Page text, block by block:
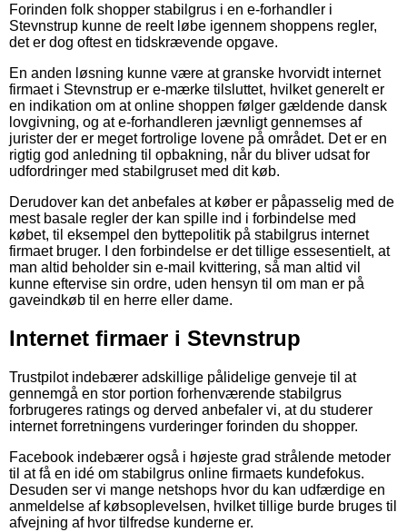
Forinden folk shopper stabilgrus i en e-forhandler i
Stevnstrup kunne de reelt løbe igennem shoppens regler,
det er dog oftest en tidskrævende opgave.
En anden løsning kunne være at granske hvorvidt internet
firmaet i Stevnstrup er e-mærke tilsluttet, hvilket generelt er
en indikation om at online shoppen følger gældende dansk
lovgivning, og at e-forhandleren jævnligt gennemses af
jurister der er meget fortrolige lovene på området. Det er en
rigtig god anledning til opbakning, når du bliver udsat for
udfordringer med stabilgruset med dit køb.
Derudover kan det anbefales at køber er påpasselig med de
mest basale regler der kan spille ind i forbindelse med
købet, til eksempel den byttepolitik på stabilgrus internet
firmaet bruger. I den forbindelse er det tillige essesentielt, at
man altid beholder sin e-mail kvittering, så man altid vil
kunne eftervise sin ordre, uden hensyn til om man er på
gaveindkøb til en herre eller dame.
Internet firmaer i Stevnstrup
Trustpilot indebærer adskillige pålidelige genveje til at
gennemgå en stor portion forhenværende stabilgrus
forbrugeres ratings og derved anbefaler vi, at du studerer
internet forretningens vurderinger forinden du shopper.
Facebook indebærer også i højeste grad strålende metoder
til at få en idé om stabilgrus online firmaets kundefokus.
Desuden ser vi mange netshops hvor du kan udfærdige en
anmeldelse af købsoplevelsen, hvilket tillige burde bruges til
afvejning af hvor tilfredse kunderne er.